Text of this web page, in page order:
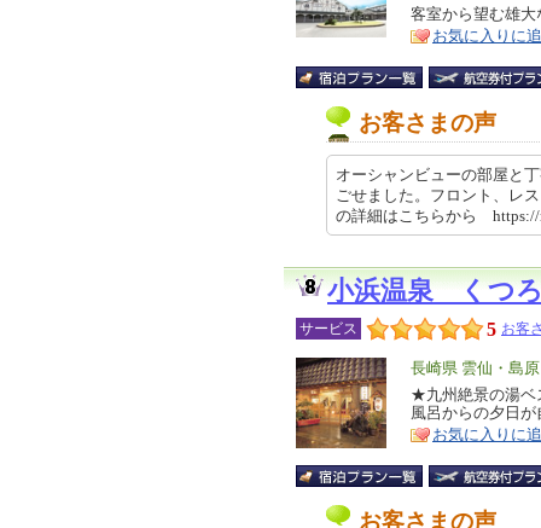
リ
ア
特
徴
客室から望む雄
お気に入りに
お客さまの声
オーシャンビューの部屋と
ごせました。フロント、レ
の詳細はこちらから
小浜温泉 くつ
サービス 5 お客
エ
リ
ア
長崎県 雲仙・島
特
徴
★九州絶景の湯ベ
風呂からの夕日
お気に入りに
お客さまの声